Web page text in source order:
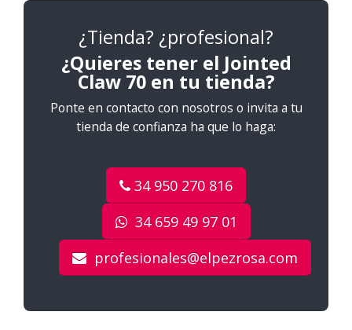
¿Tienda? ¿profesional?
¿Quieres tener el Jointed
Claw 70 en tu tienda?
Ponte en contacto con nosotros o invita a tu
tienda de confianza ha que lo haga:
34 950 270 816
34 659 49 97 01
profesionales@elpezrosa.com